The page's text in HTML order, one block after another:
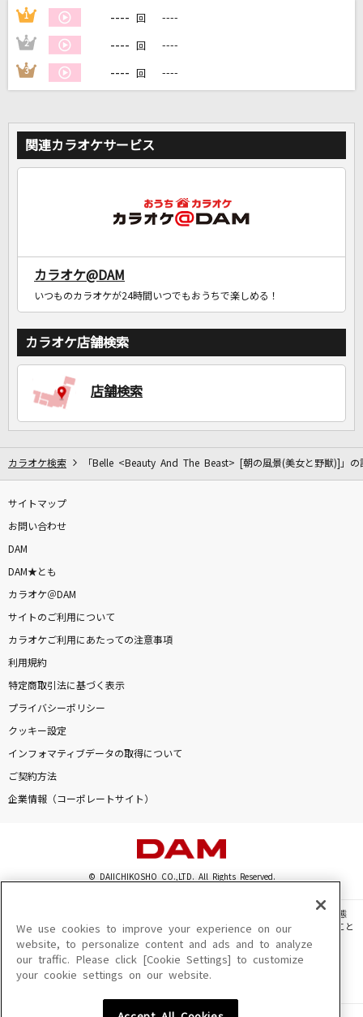
自宅でカラオケ歌い放題！
家族や友達と一緒に！練習にも！
1 ---- 回 ----
2 ---- 回 ----
3 ---- 回 ----
関連カラオケサービス
カラオケ@DAM
いつものカラオケが24時間いつでもおうちで楽しめる！
カラオケ店舗検索
店舗検索
カラオケ検索 「Belle <Beauty And The Beast> [朝の風景(美女と野獣)]」の
サイトマップ
お問い合わせ
DAM
DAM★とも
カラオケ＠DAM
サイトのご利用について
カラオケご利用にあたっての注意事項
利用規約
特定商取引法に基づく表示
プライバシーポリシー
クッキー設定
インフォマティブデータの取得について
ご契約方法
企業情報（コーポレートサイト）
© DAIICHIKOSHO CO.,LTD. All Rights Reserved.
このサイトに掲載されている一切の文章・画像・写真・動画・音声等を、手段や形態
を問わず、著作権法の定める範囲を超えて無断で複製、転載、ファイル化などすること
を禁じます。
楽曲及びコンテンツは、機種によりご利用いただけない場合があります。
楽曲及びコンテンツの配信日、配信内容が変更になる場合があります。
We use cookies to improve your experience on our
website, to personalize content and ads and to analyze
our traffic. Please click [Cookie Settings] to customize
your cookie settings on our website.